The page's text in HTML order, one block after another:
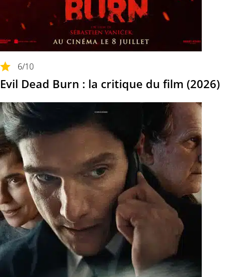
6/10
Evil Dead Burn : la critique du film (2026)